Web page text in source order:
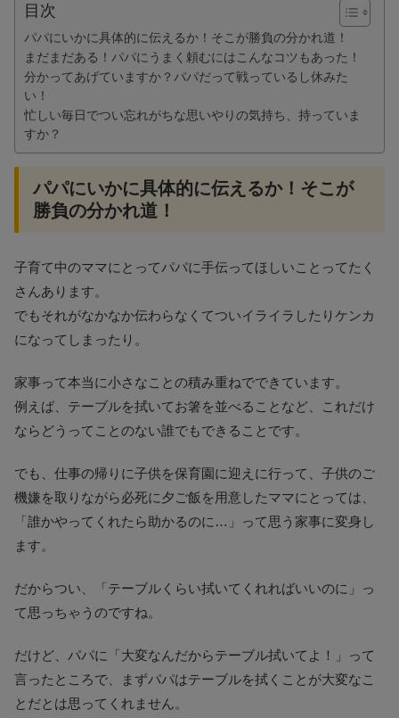
目次
パパにいかに具体的に伝えるか！そこが勝負の分かれ道！
まだまだある！パパにうまく頼むにはこんなコツもあった！
分かってあげていますか？パパだって戦っているし休みた
い！
忙しい毎日でつい忘れがちな思いやりの気持ち、持っていま
すか？
パパにいかに具体的に伝えるか！そこが
勝負の分かれ道！
子育て中のママにとってパパに手伝ってほしいことってたく
さんあります。
でもそれがなかなか伝わらなくてついイライラしたりケンカ
になってしまったり。
家事って本当に小さなことの積み重ねでできています。
例えば、テーブルを拭いてお箸を並べることなど、これだけ
ならどうってことのない誰でもできることです。
でも、仕事の帰りに子供を保育園に迎えに行って、子供のご
機嫌を取りながら必死に夕ご飯を用意したママにとっては、
「誰かやってくれたら助かるのに…」って思う家事に変身し
ます。
だからつい、「テーブルくらい拭いてくれればいいのに」っ
て思っちゃうのですね。
だけど、パパに「大変なんだからテーブル拭いてよ！」って
言ったところで、まずパパはテーブルを拭くことが大変なこ
とだとは思ってくれません。